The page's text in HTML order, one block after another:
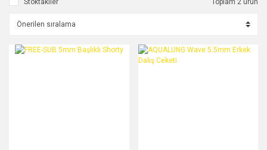
Stoktakiler Toplam 2 ürün